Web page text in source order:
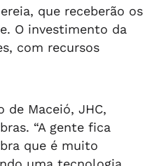
que receberão os
O investimento da
com recursos
de Maceió, JHC,
“A gente fica
que é muito